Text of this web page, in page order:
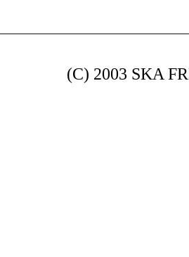
(C) 2003 SKA